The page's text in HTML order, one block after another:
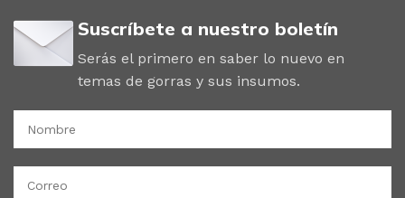
Suscríbete a nuestro boletín
Serás el primero en saber lo nuevo en
temas de gorras y sus insumos.